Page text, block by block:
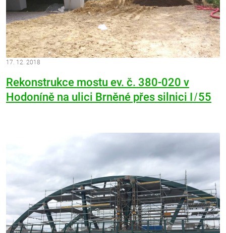
17. 12. 2018
Rekonstrukce mostu ev. č. 380-020 v
Hodoníně na ulici Brněné přes silnici I ̸ 55